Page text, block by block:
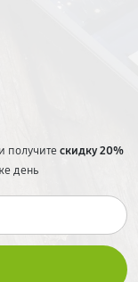
получитескидку 20%
день